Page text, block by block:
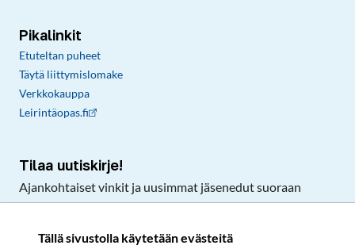
Tällä sivustolla käytetään evästeitä
Pikalinkit
Etuteltan puheet
Täytä liittymislomake
Verkkokauppa
Leirintäopas.fi
Tilaa uutiskirje!
Ajankohtaiset vinkit ja uusimmat jäsenedut suoraan